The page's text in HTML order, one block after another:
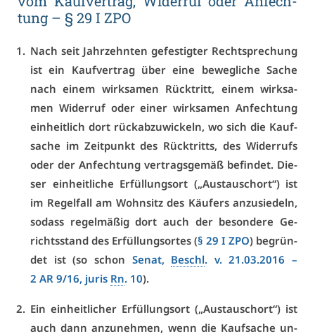
tung – § 29 I ZPO
Nach seit Jahr­zehn­ten ge­fes­tig­ter Recht­spre­chung
ist ein Kauf­ver­trag über ei­ne be­weg­li­che Sa­che
nach ei­nem wirk­sa­men Rück­tritt, ei­nem wirk­sa­
men Wi­der­ruf oder ei­ner wirk­sa­men An­fech­tung
ein­heit­lich dort rück­ab­zu­wi­ckeln, wo sich die Kauf­
sa­che im Zeit­punkt des Rück­tritts, des Wi­der­rufs
oder der An­fech­tung ver­trags­ge­mäß be­fin­det. Die­
ser ein­heit­li­che Er­fül­lungs­ort („Aus­tauschort“) ist
im Re­gel­fall am Wohn­sitz des Käu­fers an­zu­sie­deln,
so­dass re­gel­mä­ßig dort auch der be­son­de­re Ge­
richts­stand des Er­fül­lungs­or­tes (§ 29 I ZPO) be­grün­
det ist (so schon Se­nat, Beschl. v. 21.03.2016 –
2 AR 9/16, ju­ris Rn. 10).
Ein ein­heit­li­cher Er­fül­lungs­ort („Aus­tauschort“) ist
auch dann an­zu­neh­men, wenn die Kauf­sa­che un­